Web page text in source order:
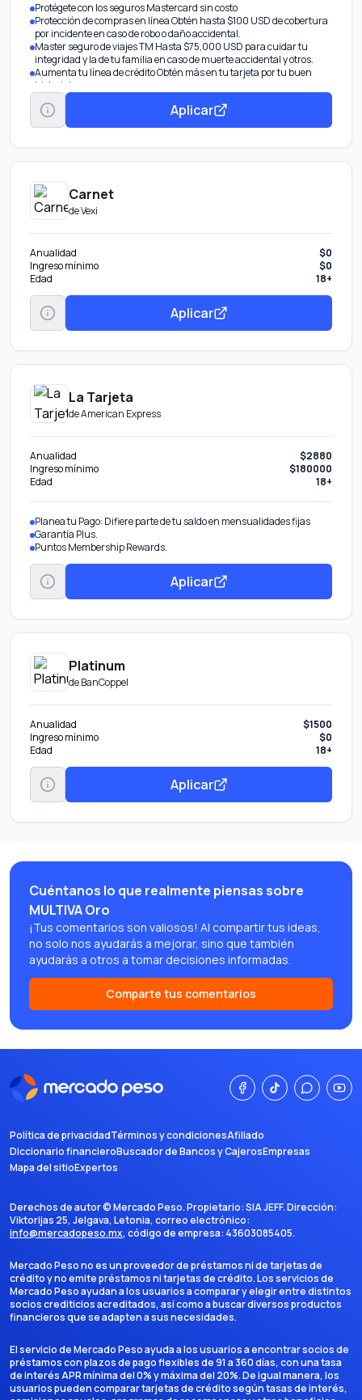
Protégete con los seguros Mastercard sin costo
Protección de compras en línea Obtén hasta $100 USD de cobertura
por incidente en caso de robo o daño accidental.
Master seguro de viajes TM Hasta $75,000 USD para cuidar tu
integridad y la de tu familia en caso de muerte accidental y otros.
Aumenta tu línea de crédito Obtén más en tu tarjeta por tu buen
historial.
Transfiere tu deuda De otros bancos con tasa de interés
preferencial.
Obtén pagos fijos Parcializa tus compras o saldo con una tasa
Disponible Banamex Convierte parte de tu línea de crédito en efectivo
con tasa preferencial. Beneficio por invitación.
Aplicar
Carnet
deVexi
Anualidad
$0
Ingreso mínimo
$0
Edad
18+
Aplicar
La Tarjeta
deAmerican Express
Anualidad
$2880
Ingreso mínimo
$180000
Edad
18+
Planea tu Pago: Difiere parte de tu saldo en mensualidades fijas
Garantía Plus.
Puntos Membership Rewards.
Aplicar
Platinum
deBanCoppel
Anualidad
$1500
Ingreso mínimo
$0
Edad
18+
Aplicar
Cuéntanos lo que realmente piensas sobre
MULTIVA Oro
¡Tus comentarios son valiosos! Al compartir tus ideas,
no solo nos ayudarás a mejorar, sino que también
ayudarás a otros a tomar decisiones informadas.
Comparte tus comentarios
Política de privacidadTérminos y condicionesAfiliado
Diccionario financieroBuscador de Bancos y CajerosEmpresas
Mapa del sitioExpertos
Derechos de autor ©Mercado Peso. Propietario:SIA JEFF. Dirección:
Viktorijas 25, Jelgava, Letonia, correo electrónico:
info@mercadopeso.mx, código de empresa: 43603085405.
Mercado Peso no es un proveedor de préstamos ni de tarjetas de
crédito y no emite préstamos ni tarjetas de crédito. Los servicios de
Mercado Peso ayudan a los usuarios a comparar y elegir entre distintos
socios crediticios acreditados, así como a buscar diversos productos
financieros que se adapten a sus necesidades.
El servicio de Mercado Peso ayuda a los usuarios a encontrar socios de
préstamos con plazos de pago flexibles de 91 a 360 días, con una tasa
de interés APR mínima del 0% y máxima del 20%. De igual manera, los
usuarios pueden comparar tarjetas de crédito según tasas de interés,